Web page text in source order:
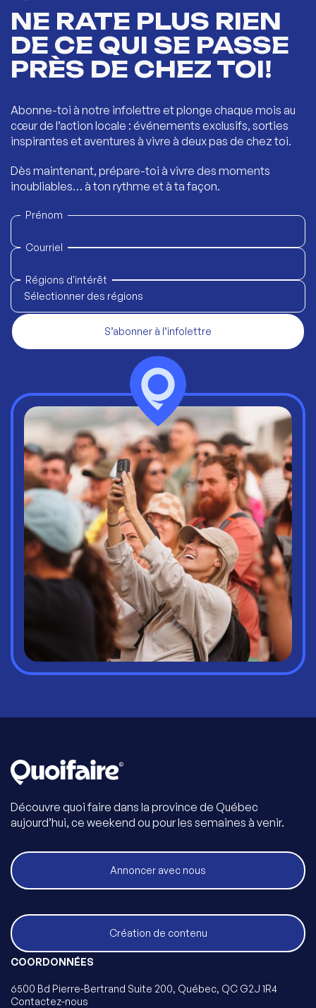
NE RATE PLUS RIEN
DE CE QUI SE PASSE
PRÈS DE CHEZ TOI!
Abonne-toi à notre infolettre et plonge chaque mois au
cœur de l’action locale : événements exclusifs, sorties
inspirantes et aventures à vivre à deux pas de chez toi.
Dès maintenant, prépare-toi à vivre des moments
inoubliables… à ton rythme et à ta façon.
Prénom
Courriel
Régions d'intérêt
Sélectionner des régions
S’abonner à l’infolettre
Découvre quoi faire dans la province de Québec
aujourd’hui, ce weekend ou pour les semaines à venir.
Annoncer avec nous
Création de contenu
COORDONNÉES
6500 Bd Pierre-Bertrand Suite 200, Québec, QC G2J 1R4
Contactez-nous